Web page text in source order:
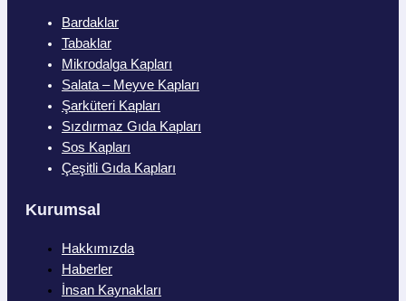
Bardaklar
Tabaklar
Mikrodalga Kapları
Salata – Meyve Kapları
Şarküteri Kapları
Sızdırmaz Gıda Kapları
Sos Kapları
Çeşitli Gıda Kapları
Kurumsal
Hakkımızda
Haberler
İnsan Kaynakları